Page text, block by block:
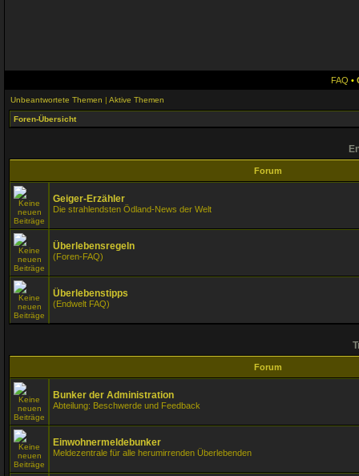
FAQ •
Unbeantwortete Themen | Aktive Themen
Foren-Übersicht
Forum
Geiger-Erzähler
Die strahlendsten Ödland-News der Welt
Überlebensregeln
(Foren-FAQ)
Überlebenstipps
(Endwelt FAQ)
Forum
Bunker der Administration
Abteilung: Beschwerde und Feedback
Einwohnermeldebunker
Meldezentrale für alle herumirrenden Überlebenden